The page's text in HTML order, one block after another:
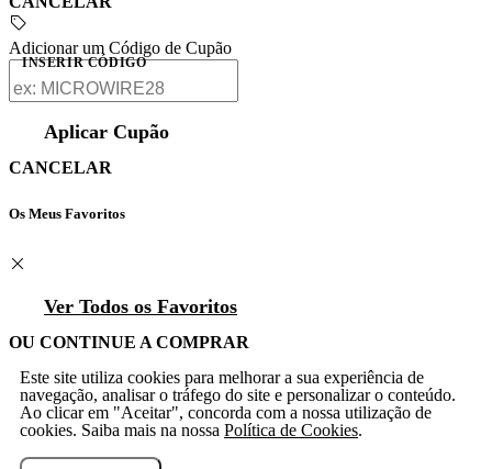
Adicionar um Código de Cupão
INSERIR CÓDIGO
Aplicar Cupão
CANCELAR
Os Meus Favoritos
Ver Todos os Favoritos
OU CONTINUE A COMPRAR
Este site utiliza cookies para melhorar a sua experiência de
navegação, analisar o tráfego do site e personalizar o conteúdo.
Ao clicar em "Aceitar", concorda com a nossa utilização de
cookies. Saiba mais na nossa Política de Cookies.